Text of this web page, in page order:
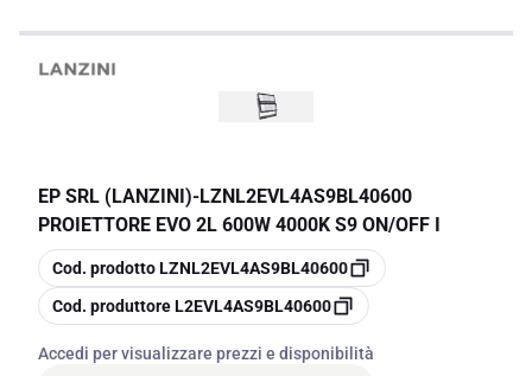
EP SRL (LANZINI)-LZNL2EVL4AS9BL40600
PROIETTORE EVO 2L 600W 4000K S9 ON/OFF I
copia
Cod. prodottoLZNL2EVL4AS9BL40600
copia
Cod. produttoreL2EVL4AS9BL40600
Accedi per visualizzare prezzi e disponibilità